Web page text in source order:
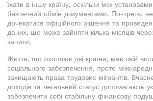
їхати в іншу країну, оскільки між
безпечний обмін документами. По-третє,
дочекатися офіційного рішення та
даних, що може зайняти кілька місяців
запити.
Життя, що охоплює дві країни, має свій
соціального забезпечення, проте
захищають права трудових мігрантів.
доходів та легальний статус допомагають
забезпечити собі стабільну фінансову